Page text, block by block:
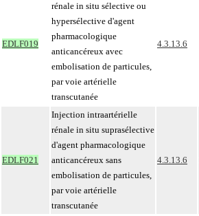
EDLF019
rénale in situ sélective ou
hypersélective d'agent
pharmacologique
anticancéreux avec
embolisation de particules,
par voie artérielle
transcutanée
4.3.13.6
EDLF021
Injection intraartérielle
rénale in situ suprasélective
d'agent pharmacologique
anticancéreux sans
embolisation de particules,
par voie artérielle
transcutanée
4.3.13.6